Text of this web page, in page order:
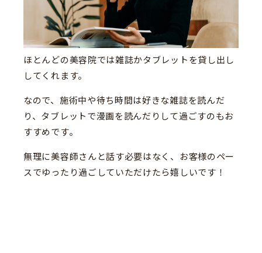
ほとんどの美容院では雑誌かタブレットを貸し出し
してくれます。
なので、施術中や待ち時間は好きな雑誌を読んだ
り、タブレットで漫画を読んだりして過ごすのもお
すすめです。
無理に美容師さんと話す必要はなく、お客様のペー
スでゆったり過ごしていただけたら嬉しいです！